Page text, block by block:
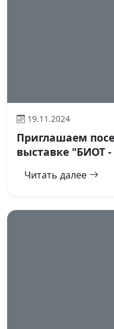
19.11.2024
Приглашаем
выставке "БИОТ -
Читать далее